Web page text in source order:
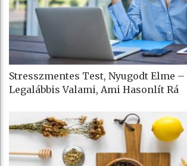
Stresszmentes Test, Nyugodt Elme –
Legalábbis Valami, Ami Hasonlít Rá